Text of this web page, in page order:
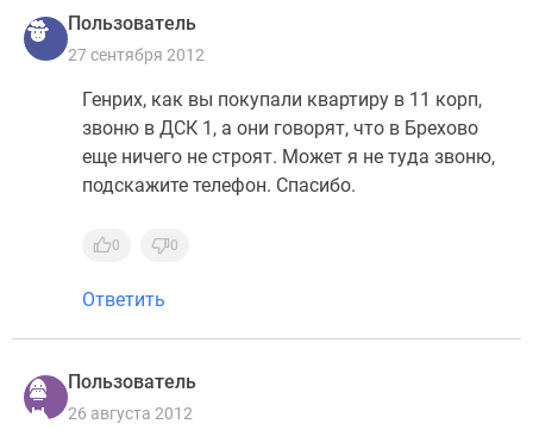
Пользователь
27 сентября 2012
Генрих, как вы покупали квартиру в 11 корп,
звоню в ДСК 1, а они говорят, что в Брехово
еще ничего не строят. Может я не туда звоню,
подскажите телефон. Спасибо.
0 0
Ответить
Пользователь
26 августа 2012